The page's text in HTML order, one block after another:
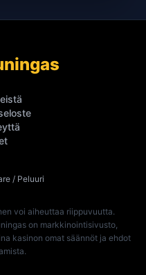
/ Peluuri
voi aiheuttaa riippuvuutta.
on markkinointisivusto,
kasinon omat säännöt ja ehdot